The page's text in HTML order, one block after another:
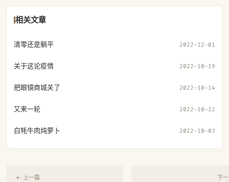
相关文章
清零还是躺平 2022-12-01
关于这论疫情 2022-10-19
把眼镜商城关了 2022-10-14
又来一轮 2022-10-12
白牦牛肉炖萝卜 2022-10-03
← 上一篇 下